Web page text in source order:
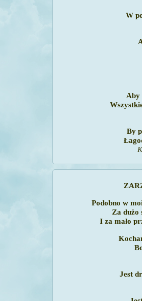
W
Aby
By
Podobno w
Za dużo
I za mało
Jest